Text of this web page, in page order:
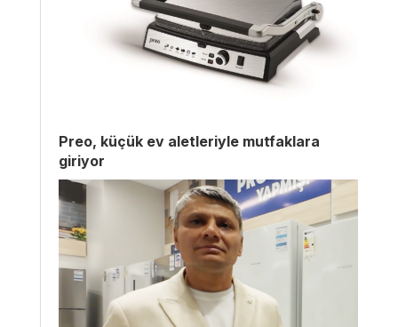
Preo, küçük ev aletleriyle mutfaklara
giriyor